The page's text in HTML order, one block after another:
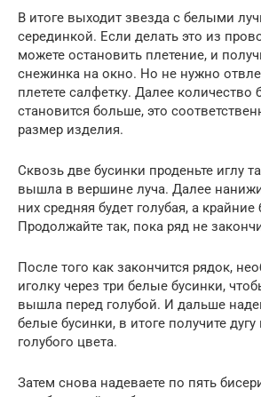
В итоге выходит звезда с белыми
серединкой. Если делать это из
можете остановить плетение, и
снежинка на окно. Но не нужно
плетете салфетку. Далее количество
становится больше, это
размер изделия.
Сквозь две бусинки проденьте иглу
вышла в вершине луча. Далее
них средняя будет голубая, а крайние
Продолжайте так, пока ряд не
После того как закончится рядок,
иголку через три белые бусинки,
вышла перед голубой. И дальше
белые бусинки, в итоге получите
голубого цвета.
Затем снова надеваете по пять